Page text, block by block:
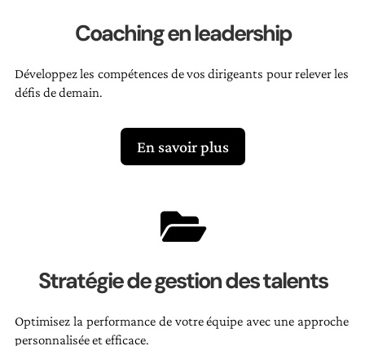
Coaching en leadership
Développez les compétences de vos dirigeants pour relever les
défis de demain.
En savoir plus

Stratégie de gestion des talents
Optimisez la performance de votre équipe avec une approche
personnalisée et efficace.